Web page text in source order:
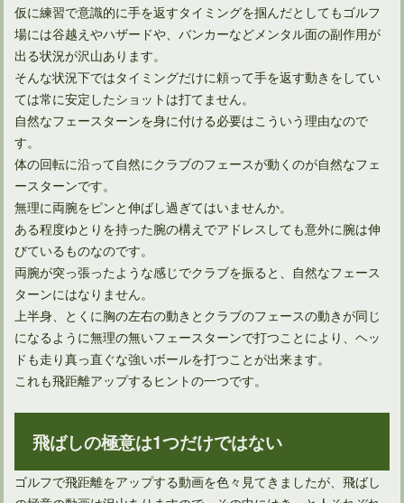
仮に練習で意識的に手を返すタイミングを掴んだとしてもゴルフ
場には谷越えやハザードや、バンカーなどメンタル面の副作用が
出る状況が沢山あります。
そんな状況下ではタイミングだけに頼って手を返す動きをしてい
ては常に安定したショットは打てません。
自然なフェースターンを身に付ける必要はこういう理由なので
す。
体の回転に沿って自然にクラブのフェースが動くのが自然なフェ
ースターンです。
無理に両腕をピンと伸ばし過ぎてはいませんか。
ある程度ゆとりを持った腕の構えでアドレスしても意外に腕は伸
びているものなのです。
両腕が突っ張ったような感じでクラブを振ると、自然なフェース
ターンにはなりません。
上半身、とくに胸の左右の動きとクラブのフェースの動きが同じ
になるように無理の無いフェースターンで打つことにより、ヘッ
ドも走り真っ直ぐな強いボールを打つことが出来ます。
これも飛距離アップするヒントの一つです。
飛ばしの極意は1つだけではない
ゴルフで飛距離をアップする動画を色々見てきましたが、飛ばし